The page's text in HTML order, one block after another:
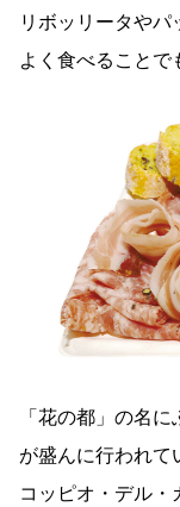
リボッリータや
よく食べることで
「花の都」の名
が盛んに行われて
コッピオ・デル